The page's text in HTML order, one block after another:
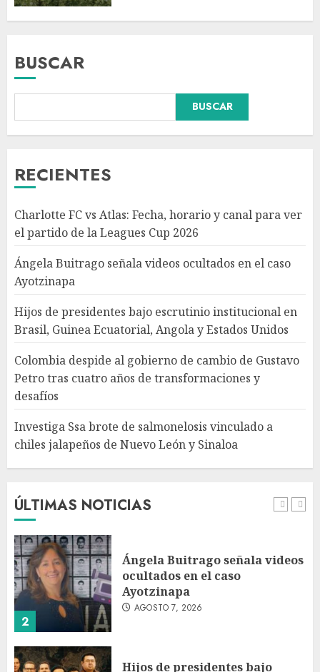
BUSCAR
BUSCAR
RECIENTES
Charlotte FC vs Atlas: Fecha, horario y canal para ver
el partido de la Leagues Cup 2026
Ángela Buitrago señala videos ocultados en el caso
Ayotzinapa
Hijos de presidentes bajo escrutinio institucional en
Brasil, Guinea Ecuatorial, Angola y Estados Unidos
Colombia despide al gobierno de cambio de Gustavo
Petro tras cuatro años de transformaciones y
desafíos
Investiga Ssa brote de salmonelosis vinculado a
chiles jalapeños de Nuevo León y Sinaloa
ÚLTIMAS NOTICIAS
3
Hijos de presidentes bajo
escrutinio institucional en
4
Colombia despide al gobierno
de cambio de Gustavo Petro
transformaciones y desafíos
5
Investiga Ssa brote de
salmonelosis vinculado a
chiles jalapeños de Nuevo
León y Sinaloa
1
Charlotte FC vs Atlas: Fecha,
AGOSTO 7, 2026
2
Ángela Buitrago señala videos
ocultados en el caso
Ayotzinapa
AGOSTO 7, 2026
Hijos de presidentes bajo